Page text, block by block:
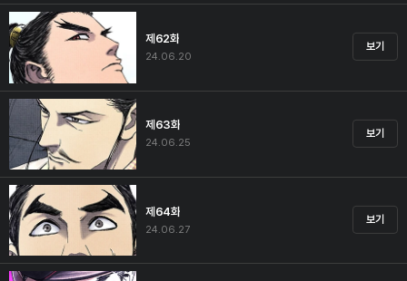
제62화
24.06.20
보기
제63화
24.06.25
보기
제64화
24.06.27
보기